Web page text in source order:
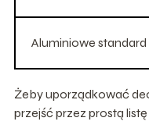
Aluminiowe standard
Żeby uporządkować
przejść przez prostą